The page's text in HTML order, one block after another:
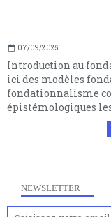
07/09/2025
Introduction au
ici des modèles
fondationnalisme
épistémologiques
NEWSLETTER